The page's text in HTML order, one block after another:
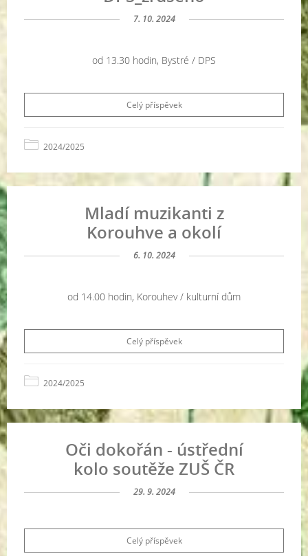
7. 10. 2024
od 13.30 hodin, Bystré / DPS
Celý příspěvek
2024/2025
Mladí muzikanti z
Korouhve a okolí
6. 10. 2024
od 14.00 hodin, Korouhev / kulturní dům
Celý příspěvek
2024/2025
Oči dokořán - ústřední
kolo soutěže ZUŠ ČR
29. 9. 2024
Celý příspěvek